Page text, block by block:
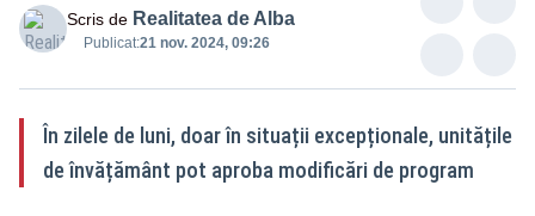
Scris de Realitatea de Alba
Publicat:21 nov. 2024, 09:26
În zilele de luni, doar în situații excepționale, unitățile
de învățământ pot aproba modificări de program